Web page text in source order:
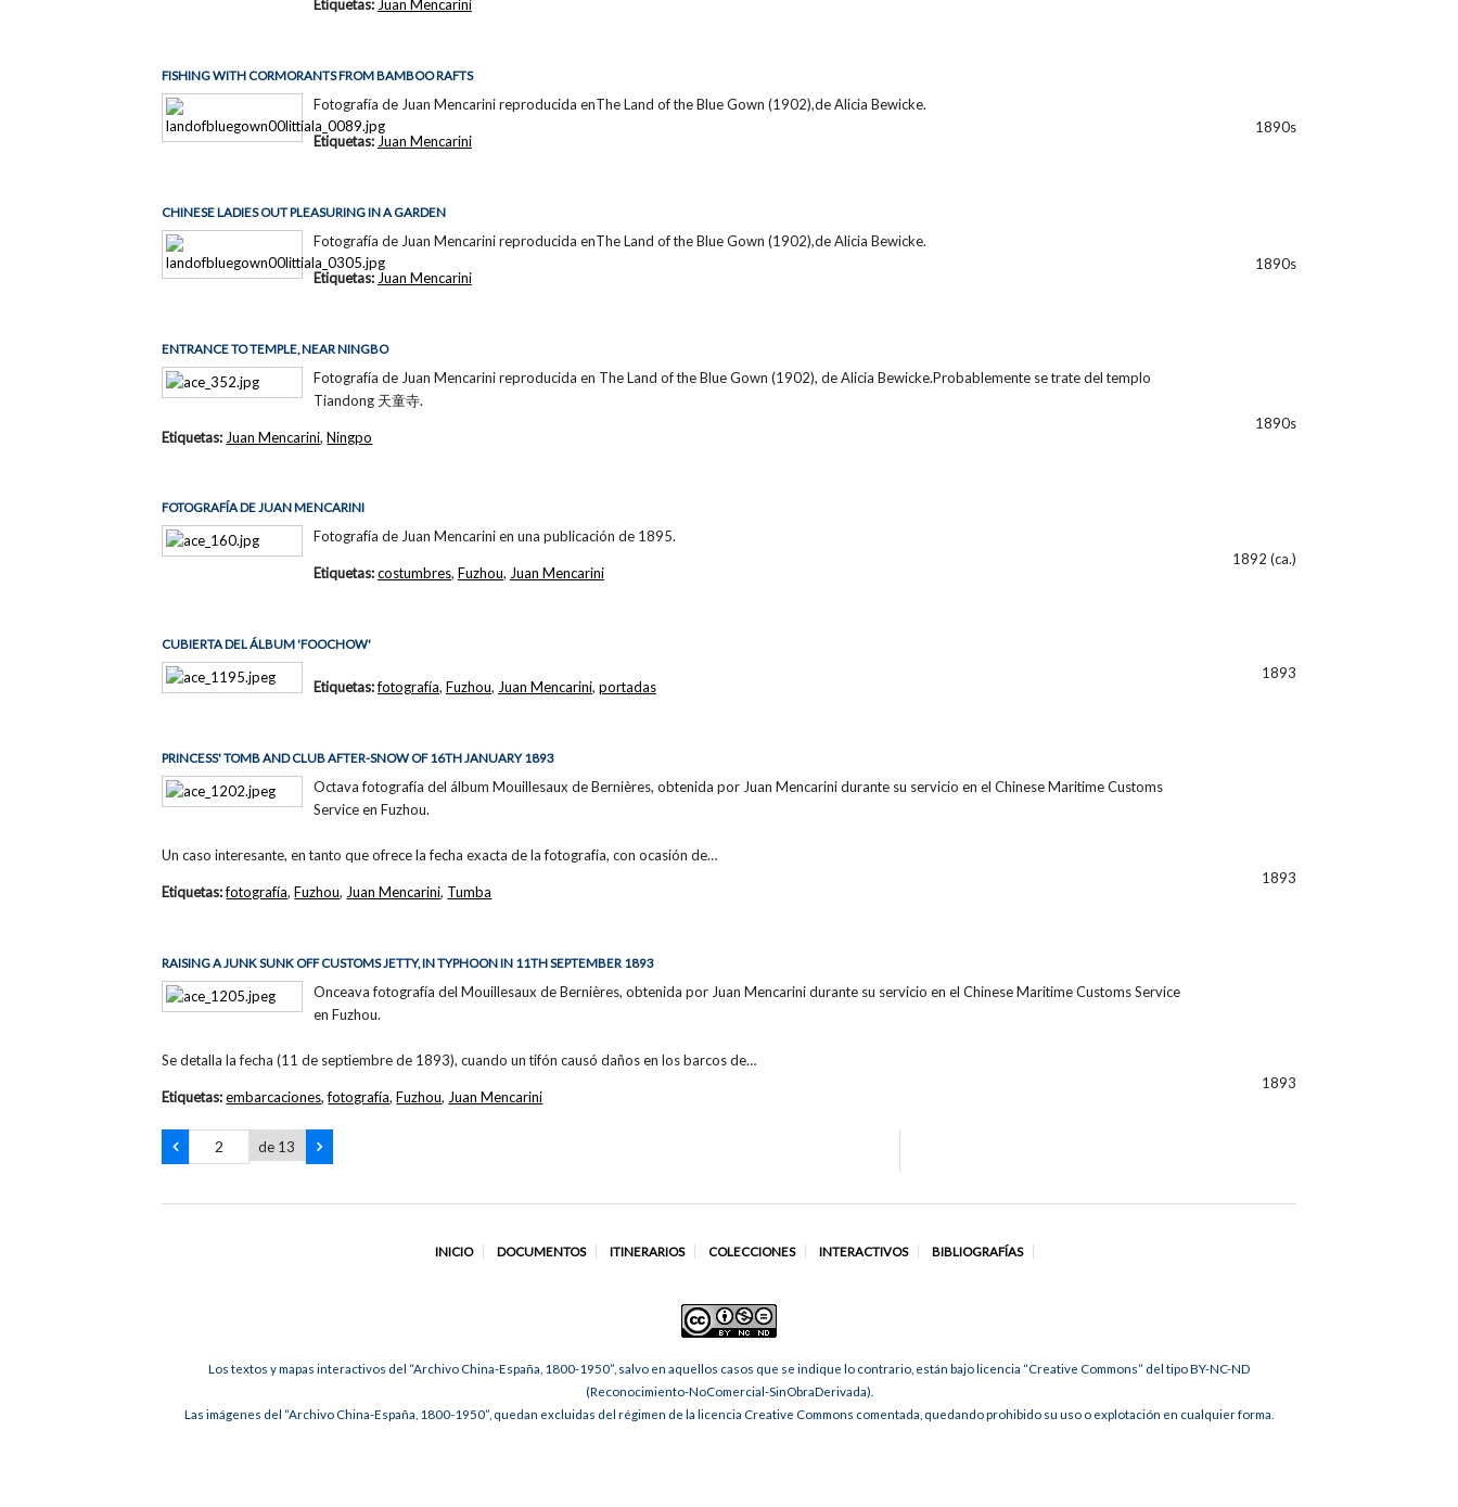
Etiquetas: Juan Mencarini
FISHING WITH CORMORANTS FROM BAMBOO RAFTS
Fotografía de Juan Mencarini reproducida enThe Land of the Blue Gown (1902),de Alicia Bewicke.
1890s
Etiquetas: Juan Mencarini
CHINESE LADIES OUT PLEASURING IN A GARDEN
Fotografía de Juan Mencarini reproducida enThe Land of the Blue Gown (1902),de Alicia Bewicke.
1890s
Etiquetas: Juan Mencarini
ENTRANCE TO TEMPLE, NEAR NINGBO
Fotografía de Juan Mencarini reproducida en The Land of the Blue Gown (1902), de Alicia Bewicke.Probablemente se trate del templo
Tiandong 天童寺.
1890s
Etiquetas: Juan Mencarini,Ningpo
FOTOGRAFÍA DE JUAN MENCARINI
Fotografía de Juan Mencarini en una publicación de 1895.
1892 (ca.)
Etiquetas:costumbres, Fuzhou, Juan Mencarini
CUBIERTA DEL ÁLBUM 'FOOCHOW'
1893
Etiquetas:fotografía, Fuzhou, Juan Mencarini, portadas
PRINCESS' TOMB AND CLUB AFTER-SNOW OF 16TH JANUARY 1893
Octava fotografía del álbum Mouillesaux de Bernières, obtenida por Juan Mencarini durante su servicio en el Chinese Maritime Customs
Service en Fuzhou.
Un caso interesante, en tanto que ofrece la fecha exacta de la fotografía, con ocasión de…
1893
Etiquetas:fotografía,Fuzhou, Juan Mencarini, Tumba
RAISING A JUNK SUNK OFF CUSTOMS JETTY, IN TYPHOON IN 11TH SEPTEMBER 1893
Onceava fotografía del Mouillesaux de Bernières, obtenida por Juan Mencarini durante su servicio en el Chinese Maritime Customs Service
en Fuzhou.
Se detalla la fecha (11 de septiembre de 1893), cuando un tifón causó daños en los barcos de…
1893
Etiquetas:embarcaciones,fotografía,Fuzhou, Juan Mencarini
de 13
INICIO DOCUMENTOS ITINERARIOS COLECCIONES INTERACTIVOS BIBLIOGRAFÍAS
Los textos y mapas interactivos del “Archivo China-España, 1800-1950”, salvo en aquellos casos que se indique lo contrario, están bajo licencia “Creative Commons” del tipo BY-NC-ND
(Reconocimiento-NoComercial-SinObraDerivada).
Las imágenes del “Archivo China-España, 1800-1950”, quedan excluidas del régimen de la licencia Creative Commons comentada, quedando prohibido su uso o explotación en cualquier forma.